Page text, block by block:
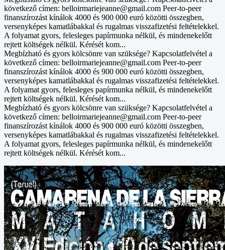
következő címen: belloirmariejeanne@gmail.com Peer-to-peer
finanszírozást kínálok 4000 és 900 000 euró közötti összegben,
versenyképes kamatlábakkal és rugalmas visszafizetési feltételekkel.
A folyamat gyors, felesleges papírmunka nélkül, és mindenekelőtt
rejtett költségek nélkül. Kérését kom...
Megbízható és gyors kölcsönre van szüksége? Kapcsolatfelvétel a
következő címen: belloirmariejeanne@gmail.com Peer-to-peer
finanszírozást kínálok 4000 és 900 000 euró közötti összegben,
versenyképes kamatlábakkal és rugalmas visszafizetési feltételekkel.
A folyamat gyors, felesleges papírmunka nélkül, és mindenekelőtt
rejtett költségek nélkül. Kérését kom...
Megbízható és gyors kölcsönre van szüksége? Kapcsolatfelvétel a
következő címen: belloirmariejeanne@gmail.com Peer-to-peer
finanszírozást kínálok 4000 és 900 000 euró közötti összegben,
versenyképes kamatlábakkal és rugalmas visszafizetési feltételekkel.
A folyamat gyors, felesleges papírmunka nélkül, és mindenekelőtt
rejtett költségek nélkül. Kérését kom...